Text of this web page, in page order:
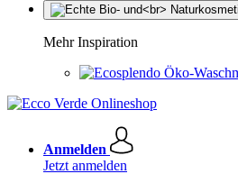
Mehr Inspiration
Öko-
Anmelden
Jetzt anmelden